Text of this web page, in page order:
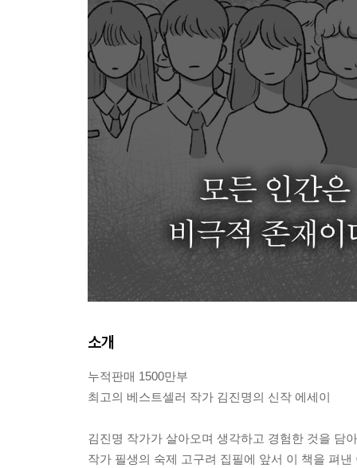
소개
누적판매 1500만부
최고의 베스트셀러 작가 김진명의 신작 에세이
김진명 작가가 살아오며 생각하고 경험한 것을 담
작가 필생의 숙제 고구려 집필에 앞서 이 책을 펴낸